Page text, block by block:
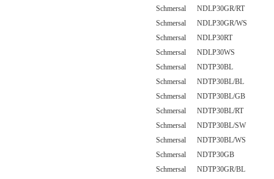
Schmersal NDLP30GR/RT
Schmersal NDLP30GR/WS
Schmersal NDLP30RT
Schmersal NDLP30WS
Schmersal NDTP30BL
Schmersal NDTP30BL/BL
Schmersal NDTP30BL/GB
Schmersal NDTP30BL/RT
Schmersal NDTP30BL/SW
Schmersal NDTP30BL/WS
Schmersal NDTP30GB
Schmersal NDTP30GR/BL